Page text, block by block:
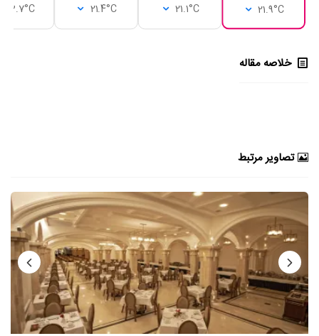
21.9°C
21.1°C
21.4°C
23.7°C
خلاصه مقاله
تصاویر مرتبط